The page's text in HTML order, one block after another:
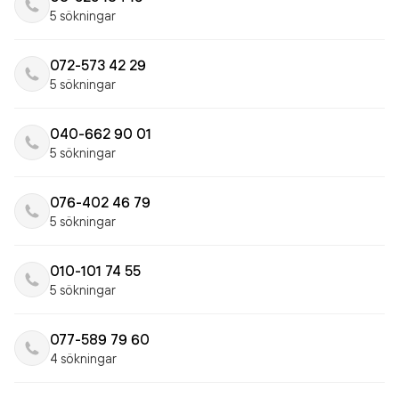
5 sökningar
072-573 42 29
5 sökningar
040-662 90 01
5 sökningar
076-402 46 79
5 sökningar
010-101 74 55
5 sökningar
077-589 79 60
4 sökningar